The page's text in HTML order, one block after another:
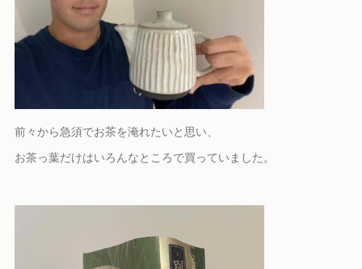
前々から急須でお茶を淹れたいと思い、
お茶っ葉だけはいろんなところで買っていました。